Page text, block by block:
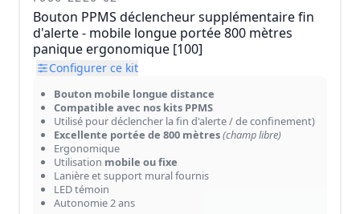
Bouton PPMS déclencheur supplémentaire fin
d'alerte - mobile longue portée 800 mètres
panique ergonomique [100]
Configurer ce kit
Bouton mobile longue distance
Compatible avec nos kits PPMS
Utilisé pour déclencher la fin d'alerte / de confinement)
Excellente portée de 800 mètres(champ libre)
Ergonomique
Utilisation mobile ou fixe
Lanière et support mural fournis
LED témoin
Autonomie 2 ans